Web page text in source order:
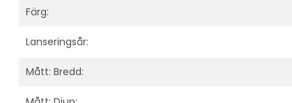
Färg:
Lanseringsår:
Mått: Bredd: